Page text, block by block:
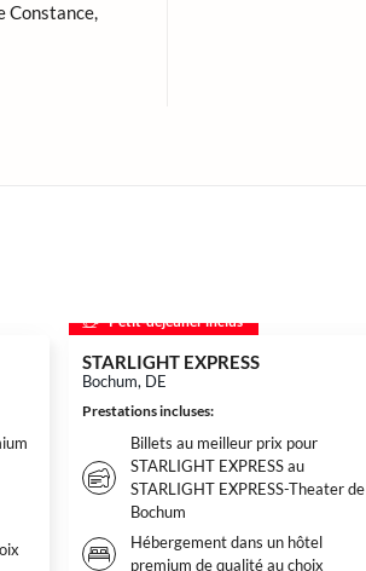
Constance,
Petit-déjeuner inclus
STARLIGHT EXPRESS
Bochum, DE
Prestations incluses:
Billets au meilleur prix pour
STARLIGHT EXPRESS au
STARLIGHT EXPRESS-Theater de
Bochum
Hébergement dans un hôtel
premium de qualité au choix